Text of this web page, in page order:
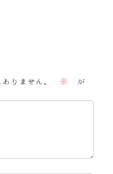
りません。 ※
が